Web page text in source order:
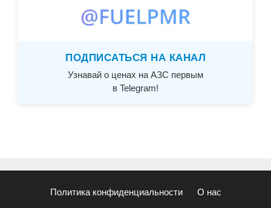
ПОДПИСАТЬСЯ НА КАНАЛ
Узнавай о ценах на АЗС первым
в Telegram!
Политика конфиденциальности О нас